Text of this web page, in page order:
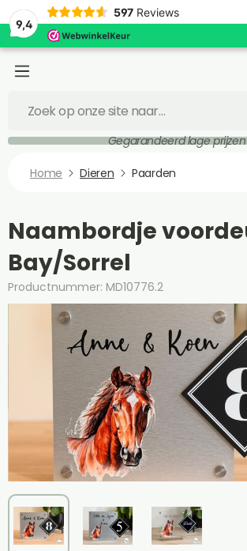
9,4
597 Reviews
Gegarandeerd lage prijzen
Home Dieren Paarden
Naambordje
Bay/Sorrel
Productnummer: MD10776.2